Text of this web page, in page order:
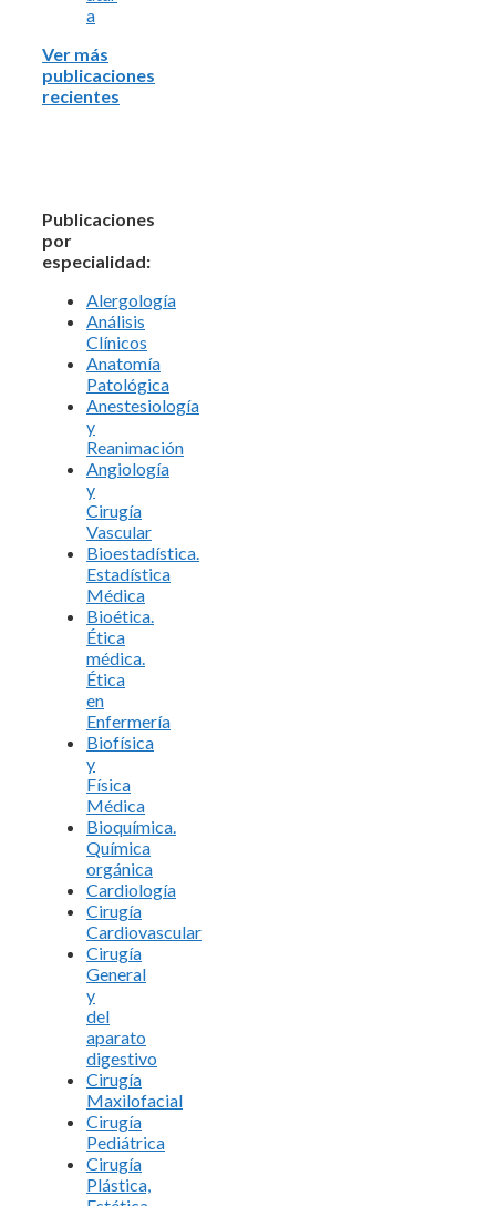
a
Ver más
publicaciones
recientes
Publicaciones
por
especialidad:
Alergología
Análisis
Clínicos
Anatomía
Patológica
Anestesiología
y
Reanimación
Angiología
y
Cirugía
Vascular
Bioestadística.
Estadística
Médica
Bioética.
Ética
médica.
Ética
en
Enfermería
Biofísica
y
Física
Médica
Bioquímica.
Química
orgánica
Cardiología
Cirugía
Cardiovascular
Cirugía
General
y
del
aparato
digestivo
Cirugía
Maxilofacial
Cirugía
Pediátrica
Cirugía
Plástica,